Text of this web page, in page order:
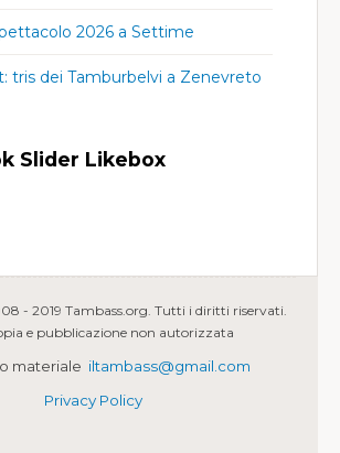
2026 a Settime
tris dei Tamburbelvi a Zenevreto
Slider Likebox
- 2019 Tambass.org. Tutti i diritti riservati.
e pubblicazione non autorizzata
materiale iltambass@gmail.com
Privacy Policy